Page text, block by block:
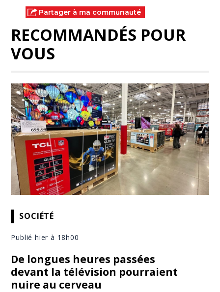
Partager à ma communauté
RECOMMANDÉS POUR
VOUS
SOCIÉTÉ
Publié hier à 18h00
De longues heures passées
devant la télévision pourraient
nuire au cerveau